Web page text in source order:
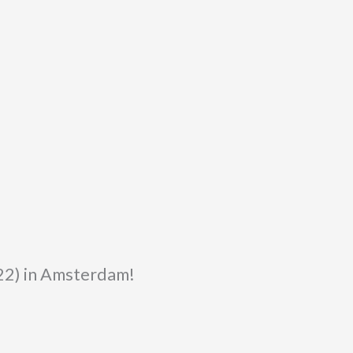
in Amsterdam!